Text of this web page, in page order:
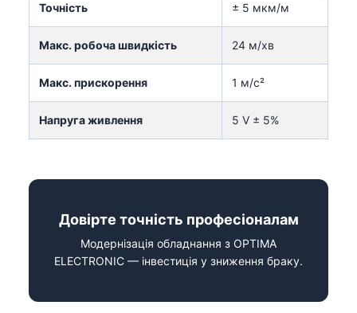
Точність ± 5 мкм/м
Макс. робоча швидкість 24 м/хв
Макс. прискорення 1 м/с²
Напруга живлення 5 V ± 5%
Довірте точність професіоналам
Модернізація обладнання з OPTIMA
ELECTRONIC — інвестиція у зниження браку.